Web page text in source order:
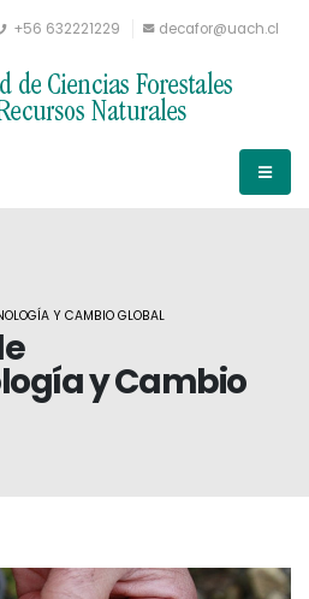
+56 632221229 decafor@uach.cl
y Cambio
Y CAMBIO GLOBAL